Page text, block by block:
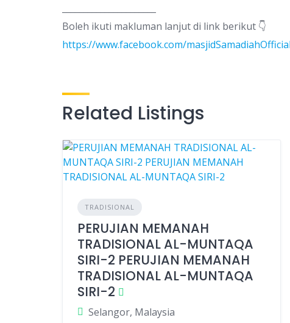
Boleh ikuti makluman lanjut di link berikut 👇
https://www.facebook.com/
Related Listings
TRADISIONAL
PERUJIAN MEMANAH
TRADISIONAL AL-MUNTAQA
SIRI-2 PERUJIAN MEMANAH
TRADISIONAL AL-MUNTAQA
SIRI-2
Selangor, Malaysia